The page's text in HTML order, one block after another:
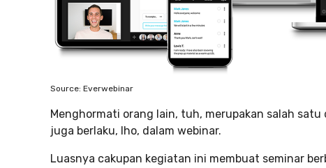
Source: Everwebinar
Menghormati orang lain, tuh, merupakan salah
juga berlaku, lho, dalam webinar.
Luasnya cakupan kegiatan ini membuat seminar